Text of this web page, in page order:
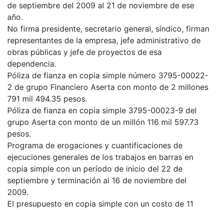
de septiembre del 2009 al 21 de noviembre de ese
año.
No firma presidente, secretario general, síndico, firman
representantes de la empresa, jefe administrativo de
obras públicas y jefe de proyectos de esa
dependencia.
Póliza de fianza en copia simple número 3795-00022-
2 de grupo Financiero Aserta con monto de 2 millones
791 mil 494.35 pesos.
Póliza de fianza en copia simple 3795-00023-9 del
grupo Aserta con monto de un millón 116 mil 597.73
pesos.
Programa de erogaciones y cuantificaciones de
ejecuciones generales de los trabajos en barras en
copia simple con un período de inicio del 22 de
septiembre y terminación al 16 de noviembre del
2009.
El presupuesto en copia simple con un costo de 11